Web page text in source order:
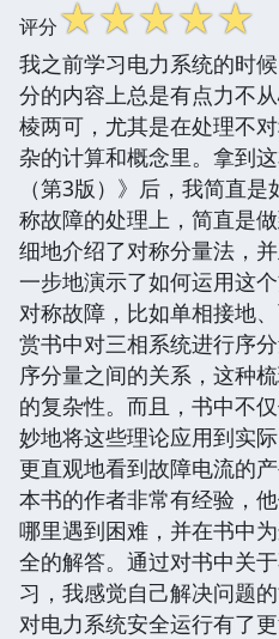
评分☆☆☆☆☆
我之前学习电力系统的时
分的内容上总是有点力不
棱两可，尤其是在处理不
杂的计算和概念里。拿到
（第3版）》后，我简直
称故障的处理上，简直是
细地介绍了对称分量法，
一步地演示了如何运用这
对称故障，比如单相接地
赏书中对三相系统进行序
序分量之间的关系，这种
的复杂性。而且，书中不
妙地将这些理论应用到实
更直观地看到故障电流的
本书的作者非常有经验，
哪里遇到困难，并在书中
全的解答。通过对书中关
习，我感觉自己解决问题
对电力系统安全运行有了更